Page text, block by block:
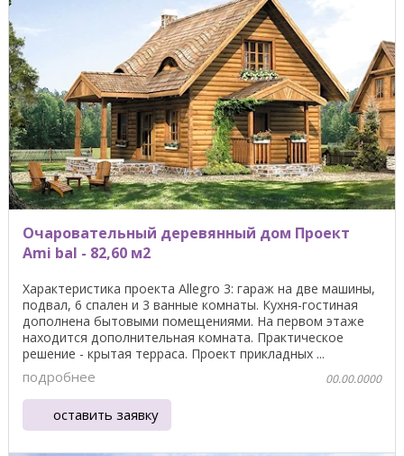
Очаровательный деревянный дом Проект
Ami bal - 82,60 м2
Характеристика проекта Allegro 3: гараж на две машины,
подвал, 6 спален и 3 ванные комнаты. Кухня-гостиная
дополнена бытовыми помещениями. На первом этаже
находится дополнительная комната. Практическое
решение - крытая терраса. Проект прикладных ...
подробнее 00.00.0000
оставить заявку